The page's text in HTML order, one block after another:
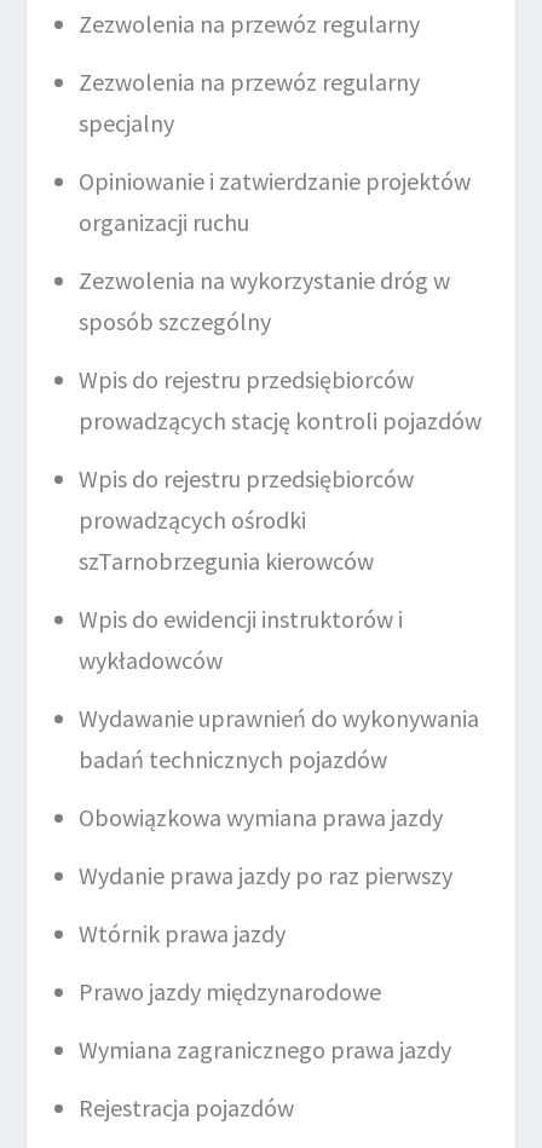
Zezwolenia na przewóz regularny
Zezwolenia na przewóz regularny
specjalny
Opiniowanie i zatwierdzanie projektów
organizacji ruchu
Zezwolenia na wykorzystanie dróg w
sposób szczególny
Wpis do rejestru przedsiębiorców
prowadzących stację kontroli pojazdów
Wpis do rejestru przedsiębiorców
prowadzących ośrodki
szTarnobrzegunia kierowców
Wpis do ewidencji instruktorów i
wykładowców
Wydawanie uprawnień do wykonywania
badań technicznych pojazdów
Obowiązkowa wymiana prawa jazdy
Wydanie prawa jazdy po raz pierwszy
Wtórnik prawa jazdy
Prawo jazdy międzynarodowe
Wymiana zagranicznego prawa jazdy
Rejestracja pojazdów